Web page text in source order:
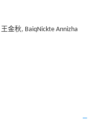
金秋, BaiqNickte Annizha